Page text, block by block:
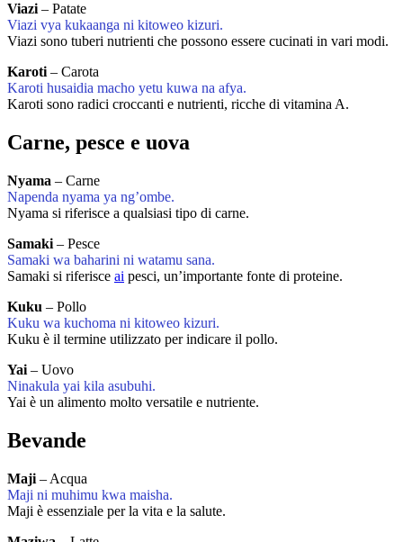
Viazi – Patate
Viazi vya kukaanga ni kitoweo kizuri.
Viazi sono tuberi nutrienti che possono essere cucinati in vari modi.
Karoti – Carota
Karoti husaidia macho yetu kuwa na afya.
Karoti sono radici croccanti e nutrienti, ricche di vitamina A.
Carne, pesce e uova
Nyama – Carne
Napenda nyama ya ng’ombe.
Nyama si riferisce a qualsiasi tipo di carne.
Samaki – Pesce
Samaki wa baharini ni watamu sana.
Samaki si riferisce ai pesci, un’importante fonte di proteine.
Kuku – Pollo
Kuku wa kuchoma ni kitoweo kizuri.
Kuku è il termine utilizzato per indicare il pollo.
Yai – Uovo
Ninakula yai kila asubuhi.
Yai è un alimento molto versatile e nutriente.
Bevande
Maji – Acqua
Maji ni muhimu kwa maisha.
Maji è essenziale per la vita e la salute.